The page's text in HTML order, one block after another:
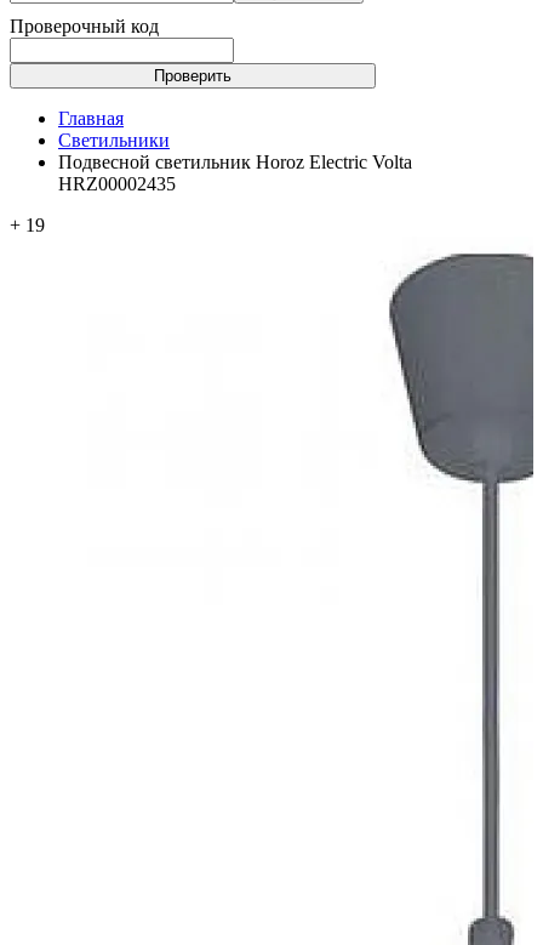
Проверочный код
Проверить
Главная
Светильники
Подвесной светильник Horoz Electric Volta
HRZ00002435
+ 19